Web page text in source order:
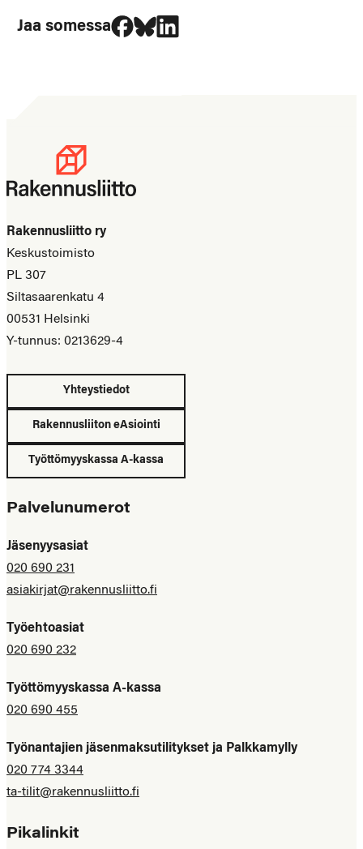
Jaa somessa
Jaa Facebookissa
Jaa Blueskyssa
Jaa LinkedIn:ssä
Rakennusliitto ry
Keskustoimisto
PL 307
Siltasaarenkatu 4
00531 Helsinki
Y-tunnus: 0213629-4
Yhteystiedot
Rakennusliiton eAsiointi
Työttömyyskassa A-kassa
Palvelunumerot
Jäsenyysasiat
020 690 231
asiakirjat@rakennusliitto.fi
Työehtoasiat
020 690 232
Työttömyyskassa A-kassa
020 690 455
Työnantajien jäsenmaksutilitykset ja Palkkamylly
020 774 3344
ta-tilit@rakennusliitto.fi
Pikalinkit